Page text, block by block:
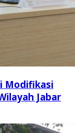
Modifikasi
Jabar